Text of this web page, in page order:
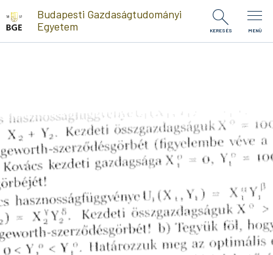
Ugrás a tartalomra
Budapesti Gazdaságtudományi
Egyetem
KERESÉS MENÜ